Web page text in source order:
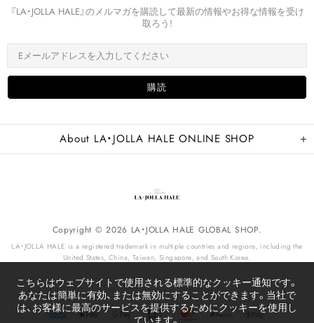
About LA・JOLLA HALE ONLINE SHOP
『LA・JOLLA HALE』のメルマガを購読して最新の情報やお得な情報を受け
取ろう!
Copyright © 2026 LA・JOLLA HALE GLOBAL SHOP.
LA・JOLLA HALE is a registered trademark in multiple countries and regions, including the
United States, China, Taiwan, Singapore, and South Korea.
こちらはウェブサイトで使用される標準的なクッキー通知です。
あなたは簡単に有効、または無効にすることができます。当社で
は、お客様に最高のサービスを提供するためにクッキーを使用し
ています。